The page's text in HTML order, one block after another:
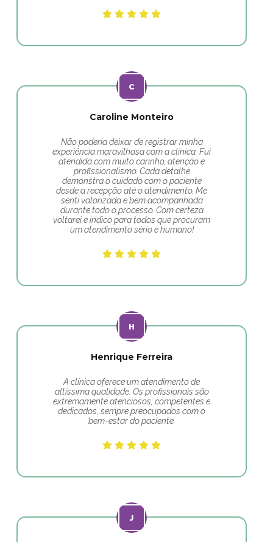
Caroline Monteiro
Não poderia deixar de registrar minha
experiência maravilhosa com a clínica. Fui
atendida com muito carinho, atenção e
profissionalismo. Cada detalhe
demonstra o cuidado com o paciente
desde a recepção até o atendimento. Me
senti valorizada e bem acompanhada
durante todo o processo. Com certeza
voltarei e indico para todos que procuram
um atendimento sério e humano!
Henrique Ferreira
A clínica oferece um atendimento de
altíssima qualidade. Os profissionais são
extremamente atenciosos, competentes e
dedicados, sempre preocupados com o
bem-estar do paciente.